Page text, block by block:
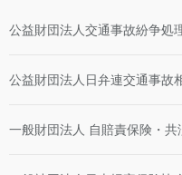
公益財団法人交通事故紛争処
公益財団法人日弁連交通事故
一般財団法人 自賠責保険・共